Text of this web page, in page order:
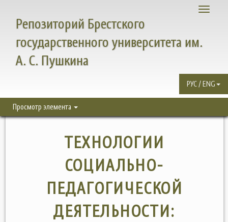
Toggle
Репозиторий Брестского
государственного университета им.
А. С. Пушкина
РУС / ENG
Просмотр элемента
ТЕХНОЛОГИИ
СОЦИАЛЬНО-
ПЕДАГОГИЧЕСКОЙ
ДЕЯТЕЛЬНОСТИ: